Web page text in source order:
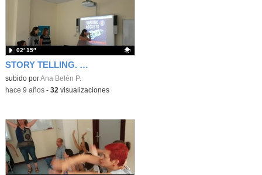
STORY TELLING. VISIBLE THINKING 2
Contenido educativo.
subido porAna Belén P.
02′ 15″
-hace 9 años- 32 visualizaciones